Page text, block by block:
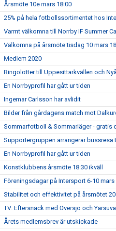
Årsmöte 10e mars 18:00
25% på hela fotbollssortimentet hos
Varmt välkomna till Norrby IF Summer
Välkomna på årsmöte tisdag 10 mars
Medlem 2020
Bingolotter till Uppesittarkvällen och
En Norrbyprofil har gått ur tiden
Ingemar Carlsson har avlidit
Bilder från gårdagens match mot
Sommarfotboll & Sommarläger - gratis
Supportergruppen arrangerar bussresa
En Norrbyprofil har gått ur tiden
Konstklubbens årsmöte 18:30 ikväll
Föreningsdagar på Intersport 6-10 mars
Stabilitet och effektivitet på årsmötet
TV: Eftersnack med Översjö och
Årets medlemsbrev är utskickade